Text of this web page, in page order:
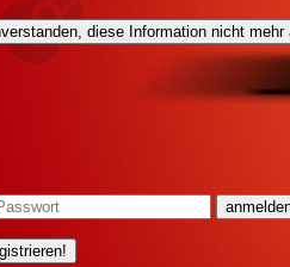
diese Information nicht mehr